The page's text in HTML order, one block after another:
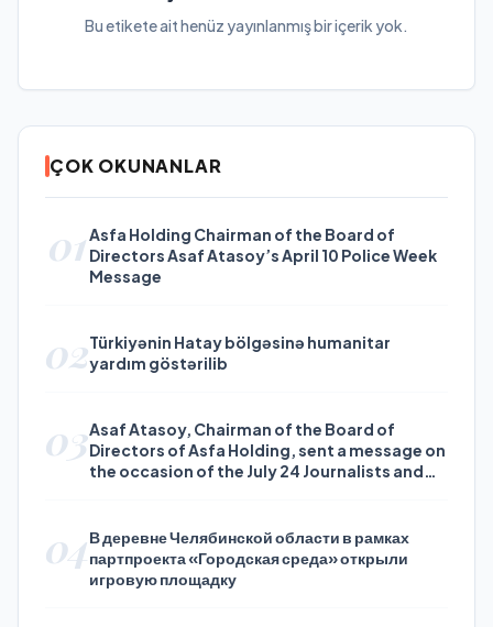
Bu etikete ait henüz yayınlanmış bir içerik yok.
ÇOK OKUNANLAR
01Asfa Holding Chairman of the Board of
Directors Asaf Atasoy’s April 10 Police Week
Message
02Türkiyənin Hatay bölgəsinə humanitar
yardım göstərilib
03Asaf Atasoy, Chairman of the Board of
Directors of Asfa Holding, sent a message on
the occasion of the July 24 Journalists and
04В деревне Челябинской области в рамках
партпроекта «Городская среда» открыли
игровую площадку